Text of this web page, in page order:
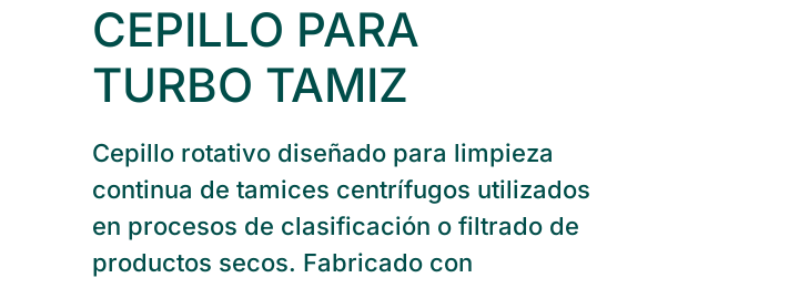
CEPILLO PARA
TURBO TAMIZ
Cepillo rotativo diseñado para limpieza
continua de tamices centrífugos utilizados
en procesos de clasificación o filtrado de
productos secos. Fabricado con